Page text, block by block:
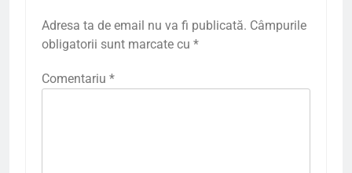
Adresa ta de email nu va fi publicată. Câmpurile
obligatorii sunt marcate cu *
Comentariu *